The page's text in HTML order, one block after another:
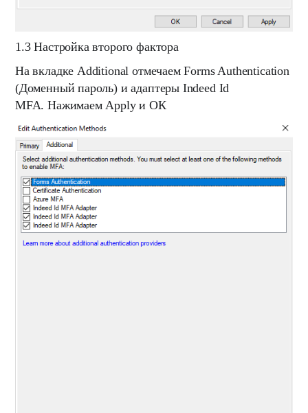
1.3 Настройка второго фактора
На вкладкеAdditional отмечаемForms Authentication
(Доменный пароль)и адаптеры Indeed Id
MFA. НажимаемApplyиОК